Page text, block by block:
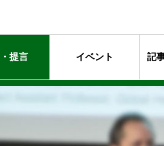
ジナル達
提言 イベント 記